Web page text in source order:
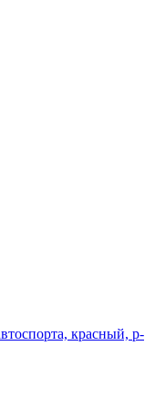
красный, р-